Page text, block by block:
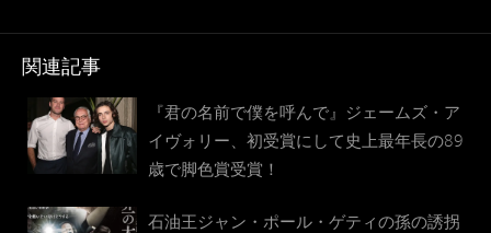
関連記事
『君の名前で僕を呼んで』ジェームズ・ア
イヴォリー、初受賞にして史上最年長の89
歳で脚色賞受賞！
石油王ジャン・ポール・ゲティの孫の誘拐